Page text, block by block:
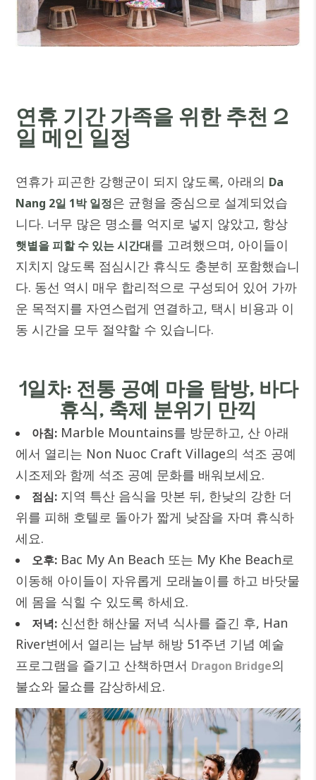
연휴 기간 가족을 위한 추천 2
일 메인 일정
연휴가 피곤한 강행군이 되지 않도록, 아래의 Da
Nang 2일 1박 일정은 균형을 중심으로 설계되었습
니다. 너무 많은 명소를 억지로 넣지 않았고, 항상
햇볕을 피할 수 있는 시간대를 고려했으며, 아이들이
지치지 않도록 점심시간 휴식도 충분히 포함했습니
다. 동선 역시 매우 합리적으로 구성되어 있어 가까
운 목적지를 자연스럽게 연결하고, 택시 비용과 이
동 시간을 모두 절약할 수 있습니다.
1일차: 전통 공예 마을 탐방, 바다
휴식, 축제 분위기 만끽
아침: Marble Mountains를 방문하고, 산 아래
에서 열리는 Non Nuoc Craft Village의 석조 공예
시조제와 함께 석조 공예 문화를 배워보세요.
점심: 지역 특산 음식을 맛본 뒤, 한낮의 강한 더
위를 피해 호텔로 돌아가 짧게 낮잠을 자며 휴식하
세요.
오후: Bac My An Beach 또는 My Khe Beach로
이동해 아이들이 자유롭게 모래놀이를 하고 바닷물
에 몸을 식힐 수 있도록 하세요.
저녁: 신선한 해산물 저녁 식사를 즐긴 후, Han
River변에서 열리는 남부 해방 51주년 기념 예술
프로그램을 즐기고 산책하면서 Dragon Bridge의
불쇼와 물쇼를 감상하세요.